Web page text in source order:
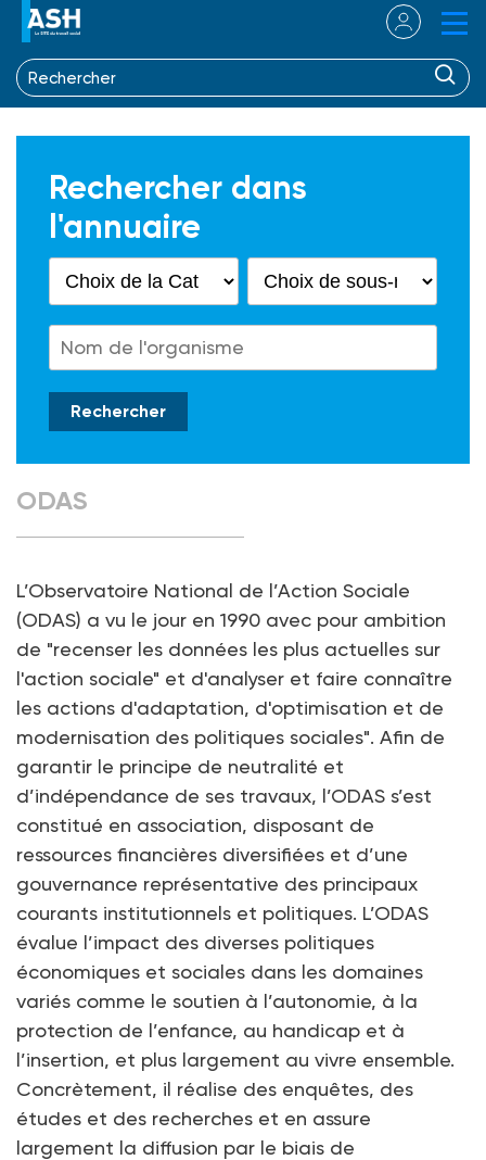
Rechercher dans
l'annuaire
ODAS
L’Observatoire National de l’Action Sociale
(ODAS) a vu le jour en 1990 avec pour ambition
de "recenser les données les plus actuelles sur
l'action sociale" et d'analyser et faire connaître
les actions d'adaptation, d'optimisation et de
modernisation des politiques sociales". Afin de
garantir le principe de neutralité et
d’indépendance de ses travaux, l’ODAS s’est
constitué en association, disposant de
ressources financières diversifiées et d’une
gouvernance représentative des principaux
courants institutionnels et politiques. L’ODAS
évalue l’impact des diverses politiques
économiques et sociales dans les domaines
variés comme le soutien à l’autonomie, à la
protection de l’enfance, au handicap et à
l’insertion, et plus largement au vivre ensemble.
Concrètement, il réalise des enquêtes, des
études et des recherches et en assure
largement la diffusion par le biais de